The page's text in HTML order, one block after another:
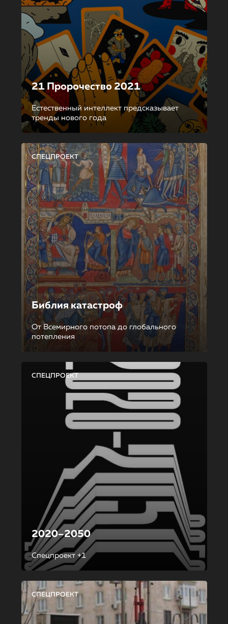
21 Пророчество 2021
Естественный интеллект предсказывает
тренды нового года
СПЕЦПРОЕКТ
Библия катастроф
От Всемирного потопа до глобального
потепления
СПЕЦПРОЕКТ
2020–2050
Спецпроект +1
СПЕЦПРОЕКТ